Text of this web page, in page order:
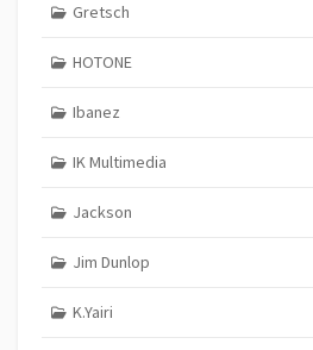
Gretsch
HOTONE
Ibanez
IK Multimedia
Jackson
Jim Dunlop
K.Yairi